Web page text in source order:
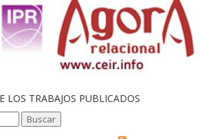
LOS TRABAJOS PUBLICADOS